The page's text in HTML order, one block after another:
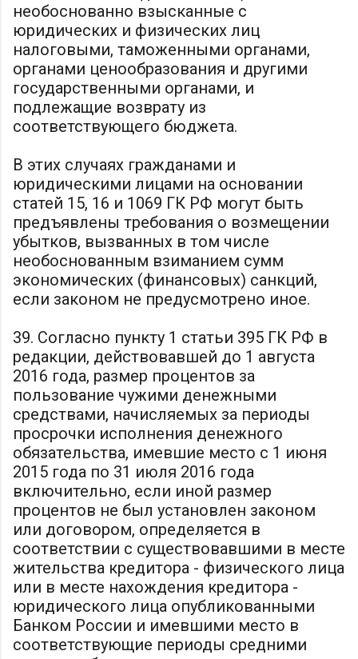
необоснованно взысканные с
юридических и физических лиц
налоговыми, таможенными органами,
органами ценообразования и другими
государственными органами, и
подлежащие возврату из
соответствующего бюджета.
В этих случаях гражданами и
юридическими лицами на основании
статей 15, 16 и 1069 ГК РФ могут быть
предъявлены требования о возмещении
убытков, вызванных в том числе
необоснованным взиманием сумм
экономических (финансовых) санкций,
если законом не предусмотрено иное.
39. Согласно пункту 1 статьи 395 ГК РФ в
редакции, действовавшей до 1 августа
2016 года, размер процентов за
пользование чужими денежными
средствами, начисляемых за периоды
просрочки исполнения денежного
обязательства, имевшие место с 1 июня
2015 года по 31 июля 2016 года
включительно, если иной размер
процентов не был установлен законом
или договором, определяется в
соответствии с существовавшими в месте
жительства кредитора - физического лица
или в месте нахождения кредитора -
юридического лица опубликованными
Банком России и имевшими место в
соответствующие периоды средними